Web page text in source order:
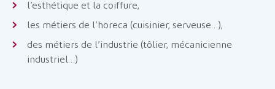
l’esthétique et la coiffure,
les métiers de l’horeca (cuisinier, serveuse…),
des métiers de l’industrie (tôlier, mécanicienne
industriel…)